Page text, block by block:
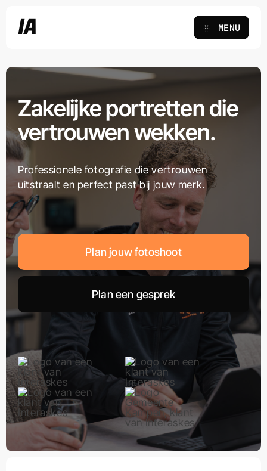
naar
inhoud
IA MENU
Zakelijke portretten die
vertrouwen wekken.
Professionele fotografie die vertrouwen
uitstraalt en perfect past bij jouw merk.
Plan jouw fotoshoot
Plan een gesprek